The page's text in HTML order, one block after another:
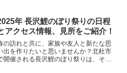
鯉のぼりが杖立川に飾られます。川岸
立つと、空...
年 長沢鯉のぼり祭りの日程
アクセス情報、見所をご紹介！
の訪れと共に、家族や友人と新たな思
出を作りたいと思いませんか？北杜市
開催される長沢鯉のぼり祭りは、その